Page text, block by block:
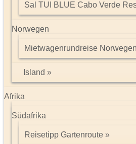
Sal TUI BLUE Cabo Verde
Norwegen
Mietwagenrundreise
Island
Afrika
Südafrika
Reisetipp Gartenroute